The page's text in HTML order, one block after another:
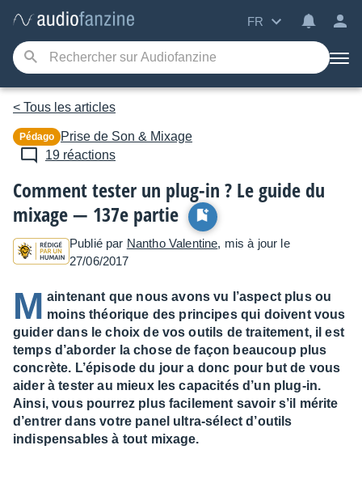
FR
< Tous les articles
Pédago
Prise de Son & Mixage
19 réactions
Comment tester un plug-in ? Le guide du
mixage — 137e partie
Publié par Nantho Valentine, mis à jour le
27/06/2017
M aintenant que nous avons vu l’aspect plus ou
moins théorique des principes qui doivent vous
guider dans le choix de vos outils de traitement, il est
temps d’aborder la chose de façon beaucoup plus
concrète. L’épisode du jour a donc pour but de vous
aider à tester au mieux les capacités d’un plug-in.
Ainsi, vous pourrez plus facilement savoir s’il mérite
d’entrer dans votre panel ultra-sélect d’outils
indispensables à tout mixage.